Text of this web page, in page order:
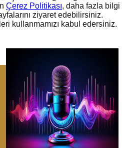
Çerez Politikası, daha fazla bilgi
ziyaret edebilirsiniz.
kullanmamızı kabul edersiniz.